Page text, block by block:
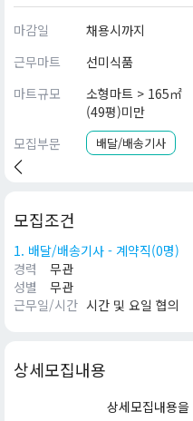
마감일
채용시까지
근무마트
선미식품
마트규모
소형마트 > 165㎡
(49평)미만
모집부문
배달/배송기사
모집조건
1. 배달/배송기사 - 계약직(0명)
경력
무관
성별
무관
근무일/시간 시간 및 요일 협의
상세모집내용
상세모집내용을